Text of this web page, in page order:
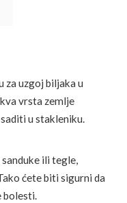
za uzgoj biljaka u
vrsta zemlje
u stakleniku.
ili tegle,
ćete biti sigurni da
bolesti.